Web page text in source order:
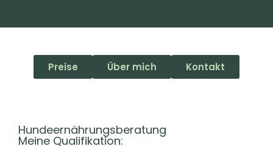
Preise Über mich Kontakt
Hundeernährungsberatung
Meine Qualifikation: